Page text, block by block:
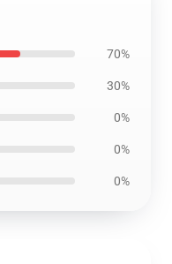
70%
30%
0%
0%
0%